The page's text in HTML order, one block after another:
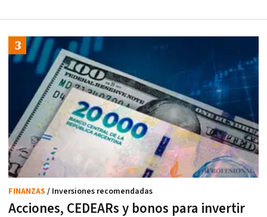
Acciones, CEDEARs y bonos para invertir
FINANZAS / Inversiones recomendadas